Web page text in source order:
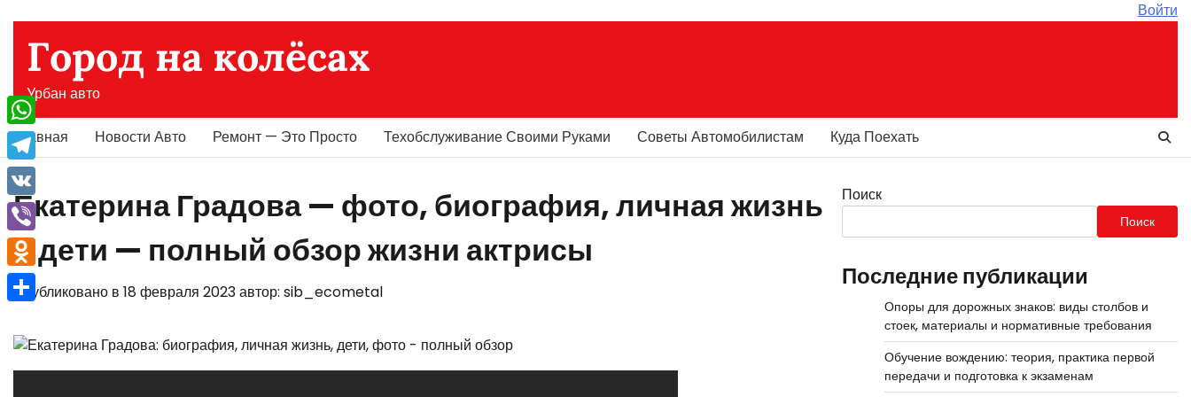
содержимому
Войти
Город на колёсах
Урбан авто
Главная Новости Авто Ремонт — Это Просто Техобслуживание Своими Руками Советы Автомобилистам Куда Поехать
Екатерина Градова — фото, биография, личная жизнь
и дети — полный обзор жизни актрисы
Опубликовано в 18 февраля 2023автор: sib_ecometal
Поиск
Поиск
Последние публикации
Опоры для дорожных знаков: виды столбов и
стоек, материалы и нормативные требования
Обучение вождению: теория, практика первой
передачи и подготовка к экзаменам
WhatsApp
Telegram
VK
Viber
Odnoklassniki